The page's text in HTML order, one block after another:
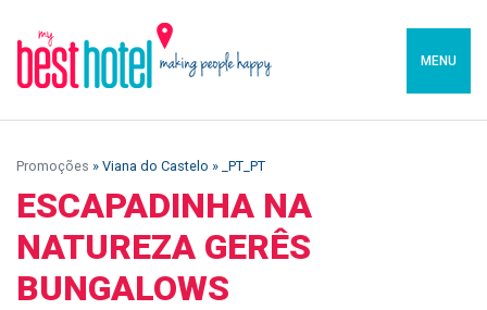
MENU
Promoções » Viana do Castelo » _PT_PT
ESCAPADINHA NA
NATUREZA GERÊS
BUNGALOWS